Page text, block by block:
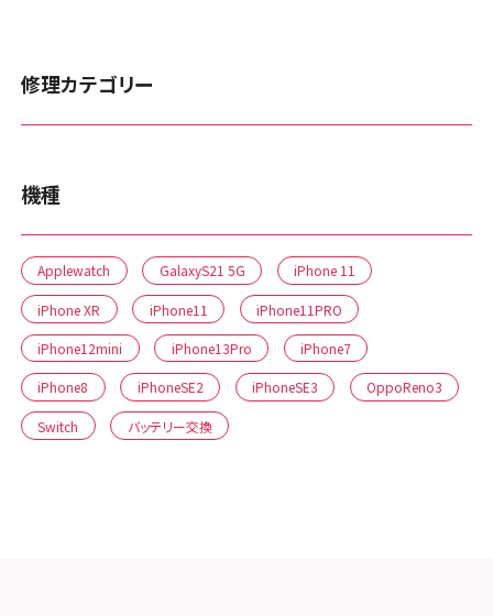
修理カテゴリー
機種
Applewatch GalaxyS21 5G iPhone 11
iPhone XR iPhone11 iPhone11PRO
iPhone12mini iPhone13Pro iPhone7
iPhone8 iPhoneSE2 iPhoneSE3 OppoReno3
Switch バッテリー交換